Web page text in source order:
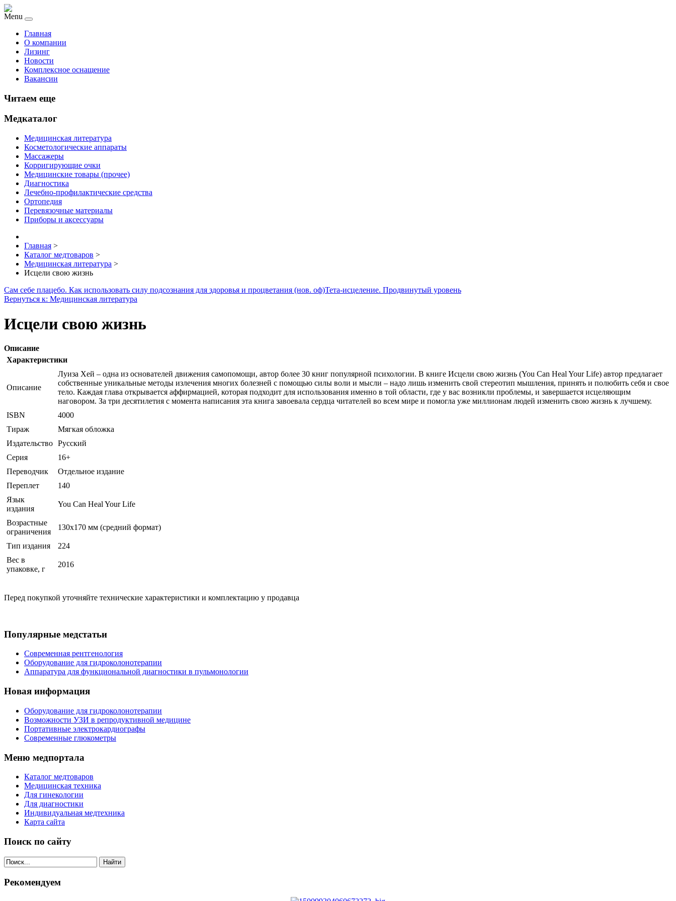
Menu
Главная
О компании
Лизинг
Новости
Комплексное оснащение
Вакансии
Читаем еще
Медкаталог
Медицинская литература
Косметологические аппараты
Массажеры
Корригирующие очки
Медицинские товары (прочее)
Диагностика
Лечебно-профилактические средства
Ортопедия
Перевязочные материалы
Приборы и аксессуары
Главная >
Каталог медтоваров >
Медицинская литература >
Исцели свою жизнь
Сам себе плацебо. Как использовать силу подсознания для здоровья и процветания (нов. оф)Тета-исцеление. Продвинутый уровень
Вернуться к: Медицинская литература
Исцели свою жизнь
Описание
Характеристики
Описание
Луиза Хей – одна из основателей движения самопомощи, автор более 30 книг популярной психологии. В книге Исцели свою жизнь (You Can Heal Your Life) автор предлагает
собственные уникальные методы излечения многих болезней с помощью силы воли и мысли – надо лишь изменить свой стереотип мышления, принять и полюбить себя и свое
тело. Каждая глава открывается аффирмацией, которая подходит для использования именно в той области, где у вас возникли проблемы, и завершается исцеляющим
наговором. За три десятилетия с момента написания эта книга завоевала сердца читателей во всем мире и помогла уже миллионам людей изменить свою жизнь к лучшему.
ISBN
4000
Тираж
Мягкая обложка
Издательство Русский
Серия
16+
Переводчик
Отдельное издание
Переплет
140
Язык
издания
You Can Heal Your Life
Возрастные
ограничения
130x170 мм (средний формат)
Тип издания
224
Вес в
упаковке, г
2016
Перед покупкой уточняйте технические характеристики и комплектацию у продавца
Популярные медстатьи
Современная рентгенология
Оборудование для гидроколонотерапии
Аппаратура для функциональной диагностики в пульмонологии
Новая информация
Оборудование для гидроколонотерапии
Возможности УЗИ в репродуктивной медицине
Портативные электрокардиографы
Современные глюкометры
Меню медпортала
Каталог медтоваров
Медицинская техника
Для гинекологии
Для диагностики
Индивидуальная медтехника
Карта сайта
Поиск по сайту
Найти
Рекомендуем